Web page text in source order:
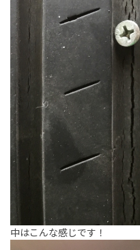
中はこんな感じです！